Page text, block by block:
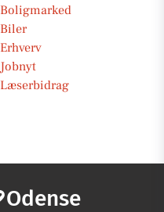
Boligmarked
Biler
Erhverv
Jobnyt
Læserbidrag
Odense